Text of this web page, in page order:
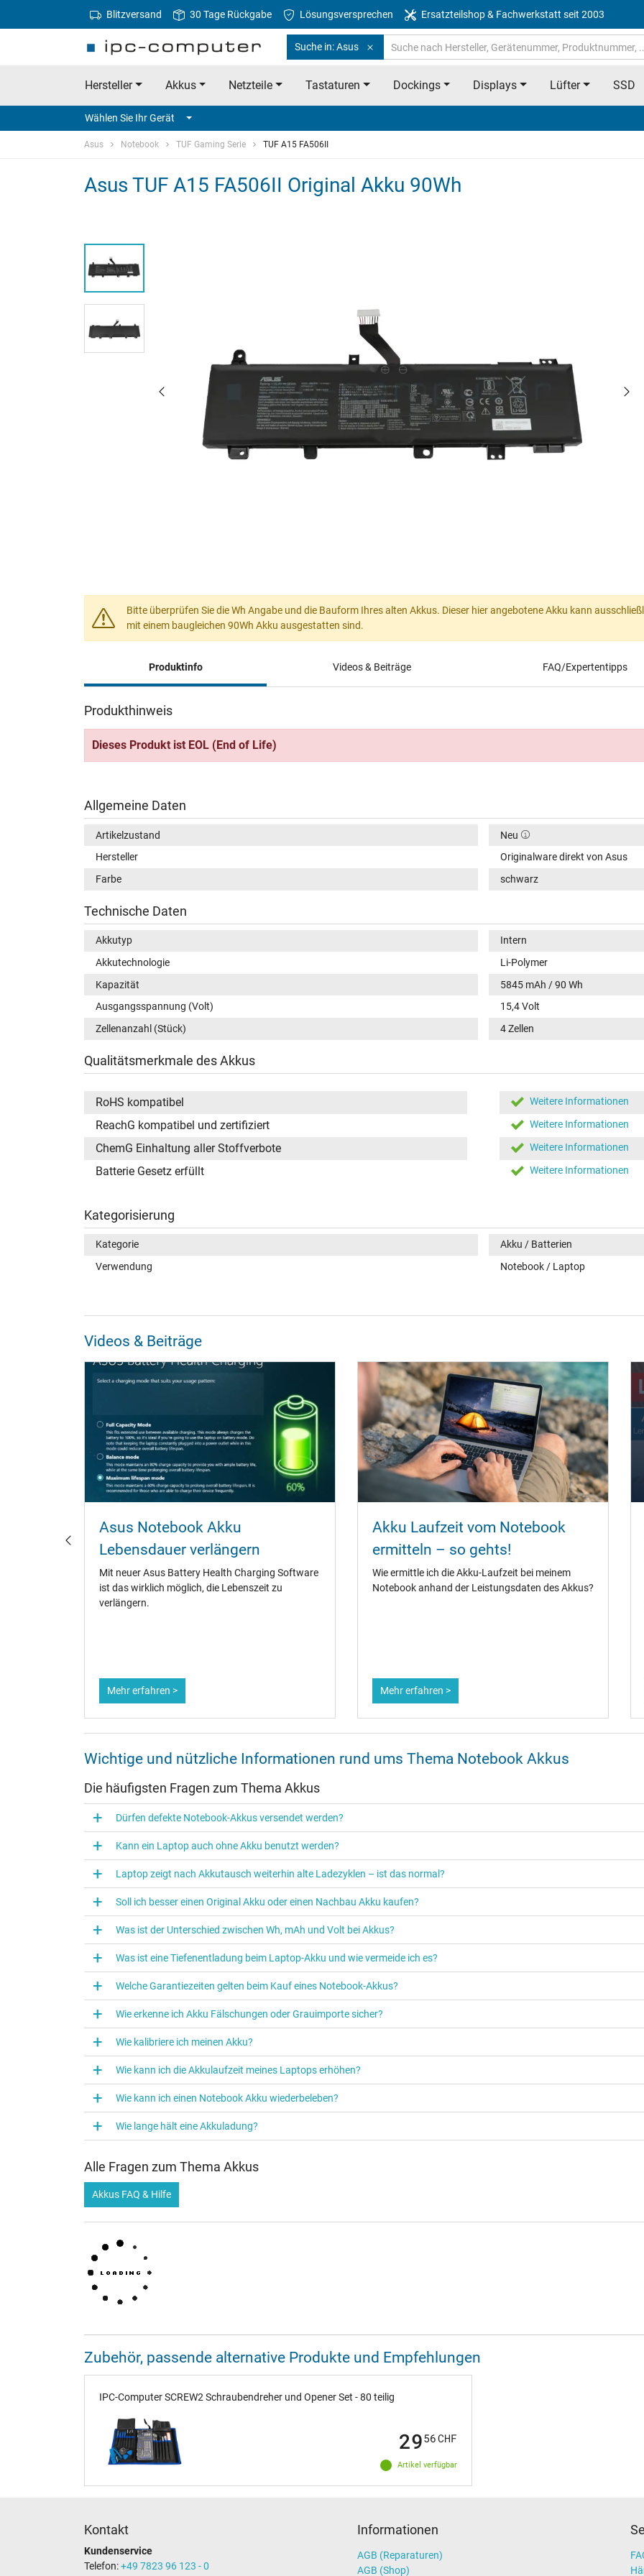
Blitzversand 30 Tage Rückgabe Lösungsversprechen Ersatzteilshop & Fachwerkstatt seit 2003
Suche in: Asus
Hersteller Akkus Netzteile Tastaturen Dockings Displays Lüfter SSD
Wählen Sie Ihr Gerät
Asus Notebook TUF Gaming Serie TUF A15 FA506II
Asus TUF A15 FA506II Original Akku 90Wh
Bitte überprüfen Sie die Wh Angabe und die Bauform Ihres alten Akkus. Dieser hier angebotene Akku kann
mit einem baugleichen 90Wh Akku ausgestatten sind.
Produktinfo Videos & Beiträge FAQ/Expertentipps
Produkthinweis
Dieses Produkt ist EOL (End of Life)
Allgemeine Daten
Artikelzustand
Neu
Hersteller
Originalware direkt von Asus
Farbe
schwarz
Technische Daten
Akkutyp
Intern
Akkutechnologie
Li-Polymer
Kapazität
5845 mAh / 90 Wh
Ausgangsspannung (Volt)
15,4 Volt
Zellenanzahl (Stück)
4 Zellen
Qualitätsmerkmale des Akkus
RoHS kompatibel Weitere Informationen
ReachG kompatibel und zertifiziert Weitere Informationen
ChemG Einhaltung aller Stoffverbote Weitere Informationen
Batterie Gesetz erfüllt Weitere Informationen
Kategorisierung
Kategorie
Akku / Batterien
Verwendung
Notebook / Laptop
Videos & Beiträge
Asus Notebook Akku
Lebensdauer verlängern
Mit neuer Asus Battery Health Charging Software
ist das wirklich möglich, die Lebenszeit zu
verlängern.
Mehr erfahren >
Akku Laufzeit vom Notebook
ermitteln – so gehts!
Wie ermittle ich die Akku-Laufzeit bei meinem
Notebook anhand der Leistungsdaten des Akkus?
Mehr erfahren >
Wichtige und nützliche Informationen rund ums Thema Notebook Akkus
Die häufigsten Fragen zum Thema Akkus
Dürfen defekte Notebook-Akkus versendet werden?
Kann ein Laptop auch ohne Akku benutzt werden?
Laptop zeigt nach Akkutausch weiterhin alte Ladezyklen – ist das normal?
Soll ich besser einen Original Akku oder einen Nachbau Akku kaufen?
Was ist der Unterschied zwischen Wh, mAh und Volt bei Akkus?
Was ist eine Tiefenentladung beim Laptop‑Akku und wie vermeide ich es?
Welche Garantiezeiten gelten beim Kauf eines Notebook-Akkus?
Wie erkenne ich Akku Fälschungen oder Grauimporte sicher?
Wie kalibriere ich meinen Akku?
Wie kann ich die Akkulaufzeit meines Laptops erhöhen?
Wie kann ich einen Notebook Akku wiederbeleben?
Wie lange hält eine Akkuladung?
Alle Fragen zum Thema Akkus
Akkus FAQ & Hilfe
Zubehör, passende alternative Produkte und Empfehlungen
IPC-Computer SCREW2 Schraubendreher und Opener Set - 80 teilig
Artikel verfügbar
2956CHF
Kontakt
Kundenservice
Telefon:+49 7823 96 123 - 0
Informationen
AGB (Reparaturen)
AGB (Shop)